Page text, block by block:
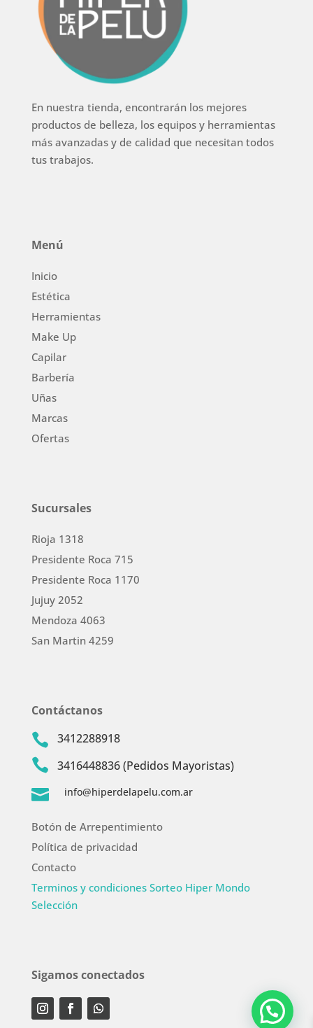
En nuestra tienda, encontrarán los mejores
productos de belleza, los equipos y herramientas
más avanzadas y de calidad que necesitan todos
tus trabajos.
Menú
Inicio
Estética
Herramientas
Make Up
Capilar
Barbería
Uñas
Marcas
Ofertas
Sucursales
Rioja 1318
Presidente Roca 715
Presidente Roca 1170
Jujuy 2052
Mendoza 4063
San Martin 4259
Contáctanos
 3412288918
 3416448836 (Pedidos Mayoristas)
 info@hiperdelapelu.com.ar
Botón de Arrepentimiento
Política de privacidad
Contacto
Terminos y condiciones Sorteo Hiper Mondo
Selección
Sigamos conectados